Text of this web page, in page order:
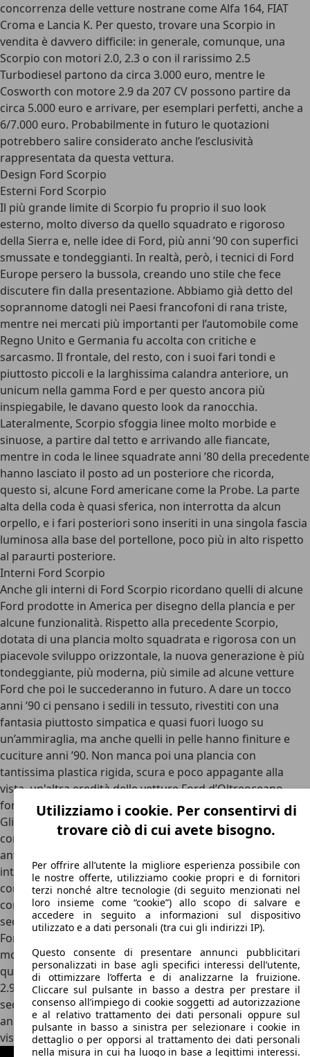
concorrenza delle vetture nostrane come Alfa 164, FIAT
Croma e Lancia K. Per questo, trovare una Scorpio in
vendita è davvero difficile: in generale, comunque, una
Scorpio con motori 2.0, 2.3 o con il rarissimo 2.5
Turbodiesel partono da circa 3.000 euro, mentre le
Cosworth con motore 2.9 da 207 CV possono partire da
circa 5.000 euro e arrivare, per esemplari perfetti, anche a
6/7.000 euro. Probabilmente in futuro le quotazioni
potrebbero salire considerato anche l’esclusività
rappresentata da questa vettura.
Design Ford Scorpio
Esterni Ford Scorpio
Il più grande limite di Scorpio fu proprio il suo look
esterno, molto diverso da quello squadrato e rigoroso
della Sierra e, nelle idee di Ford, più anni ’90 con superfici
smussate e tondeggianti. In realtà, però, i tecnici di Ford
Europe persero la bussola, creando uno stile che fece
discutere fin dalla presentazione. Abbiamo già detto del
soprannome datogli nei Paesi francofoni di rana triste,
mentre nei mercati più importanti per l’automobile come
Regno Unito e Germania fu accolta con critiche e
sarcasmo. Il frontale, del resto, con i suoi fari tondi e
piuttosto piccoli e la larghissima calandra anteriore, un
unicum nella gamma Ford e per questo ancora più
inspiegabile, le davano questo look da ranocchia.
Lateralmente, Scorpio sfoggia linee molto morbide e
sinuose, a partire dal tetto e arrivando alle fiancate,
mentre in coda le linee squadrate anni ’80 della precedente
hanno lasciato il posto ad un posteriore che ricorda,
questo si, alcune Ford americane come la Probe. La parte
alta della coda è quasi sferica, non interrotta da alcun
orpello, e i fari posteriori sono inseriti in una singola fascia
luminosa alla base del portellone, poco più in alto rispetto
al paraurti posteriore.
Interni Ford Scorpio
Anche gli interni di Ford Scorpio ricordano quelli di alcune
Ford prodotte in America per disegno della plancia e per
alcune funzionalità. Rispetto alla precedente Scorpio,
dotata di una plancia molto squadrata e rigorosa con un
piacevole sviluppo orizzontale, la nuova generazione è più
tondeggiante, più moderna, più simile ad alcune vetture
Ford che poi le succederanno in futuro. A dare un tocco
anni ’90 ci pensano i sedili in tessuto, rivestiti con una
fantasia piuttosto simpatica e quasi fuori luogo su
un’ammiraglia, ma anche quelli in pelle hanno finiture e
cuciture anni ’90. Non manca poi una plancia con
tantissima plastica rigida, scura e poco appagante alla
vista, un'altra eredità delle vetture Ford d’Oltreoceano,
forse quella meno desiderata.
Gli interni di Ford Scorpio però brillano per spazio interno,
con tantissimi centimetri a disposizione sia dei passeggeri
anteriori che di quelli posteriori, mentre la plancia è
interrotta nelle sue morbide linee tondeggianti da una
consolle centrale a sbalzo disegnata attorno al
conducente. Qui troviamo i comandi per il clima, la radio e i
sedili riscaldati, quando presenti. Dietro al classico volante
Ford con airbag, infine, troviamo un quadro strumenti
molto classico e facile da leggere, che riprende nello stile
quello delle coeve Ford europee. Leversioni con motore
2.9 V6 Cosworth, poi, ospitano un volante in pelle e radica,
sedili più sportivi e una finitura in finta radica, comune
anche ad altre versioni della gamma, davvero cheap alla
vista.
Utilizziamo i cookie. Per consentirvi di
trovare ciò di cui avete bisogno.
Per offrire all’utente la migliore esperienza possibile con
le nostre offerte, utilizziamo cookie propri e di fornitori
terzi nonché altre tecnologie (di seguito menzionati nel
loro insieme come “cookie”) allo scopo di salvare e
accedere in seguito a informazioni sul dispositivo
utilizzato e a dati personali (tra cui gli indirizzi IP).
Questo consente di presentare annunci pubblicitari
personalizzati in base agli specifici interessi dell’utente,
di ottimizzare l’offerta e di analizzarne la fruizione.
Cliccare sul pulsante in basso a destra per prestare il
consenso all’impiego di cookie soggetti ad autorizzazione
e al relativo trattamento dei dati personali oppure sul
pulsante in basso a sinistra per selezionare i cookie in
dettaglio o per opporsi al trattamento dei dati personali
nella misura in cui ha luogo in base a legittimi interessi.